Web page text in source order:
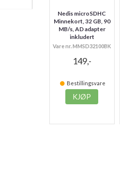
Nedis microSDHC
Minnekort, 32 GB, 90
MB/s, AD adapter
inkludert
Vare nr. MMSD32100BK
149,-
Bestillingsvare
KJØP